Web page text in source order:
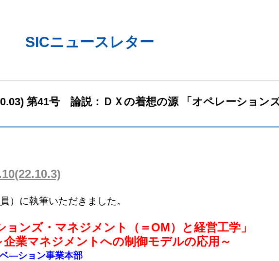
SICニュースレター
第41号 論説：ＤＸの着想の源 「オペレーション
に執筆いただきました。
ンズ・マネジメント（＝OM）と経営工学」
の制御モデルの応用～
―ション事業本部